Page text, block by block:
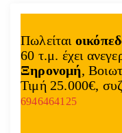
Πωλείται
60 τ.μ. έχει
Ξηρονομή,
Τιμή 25.000€,
6946464125